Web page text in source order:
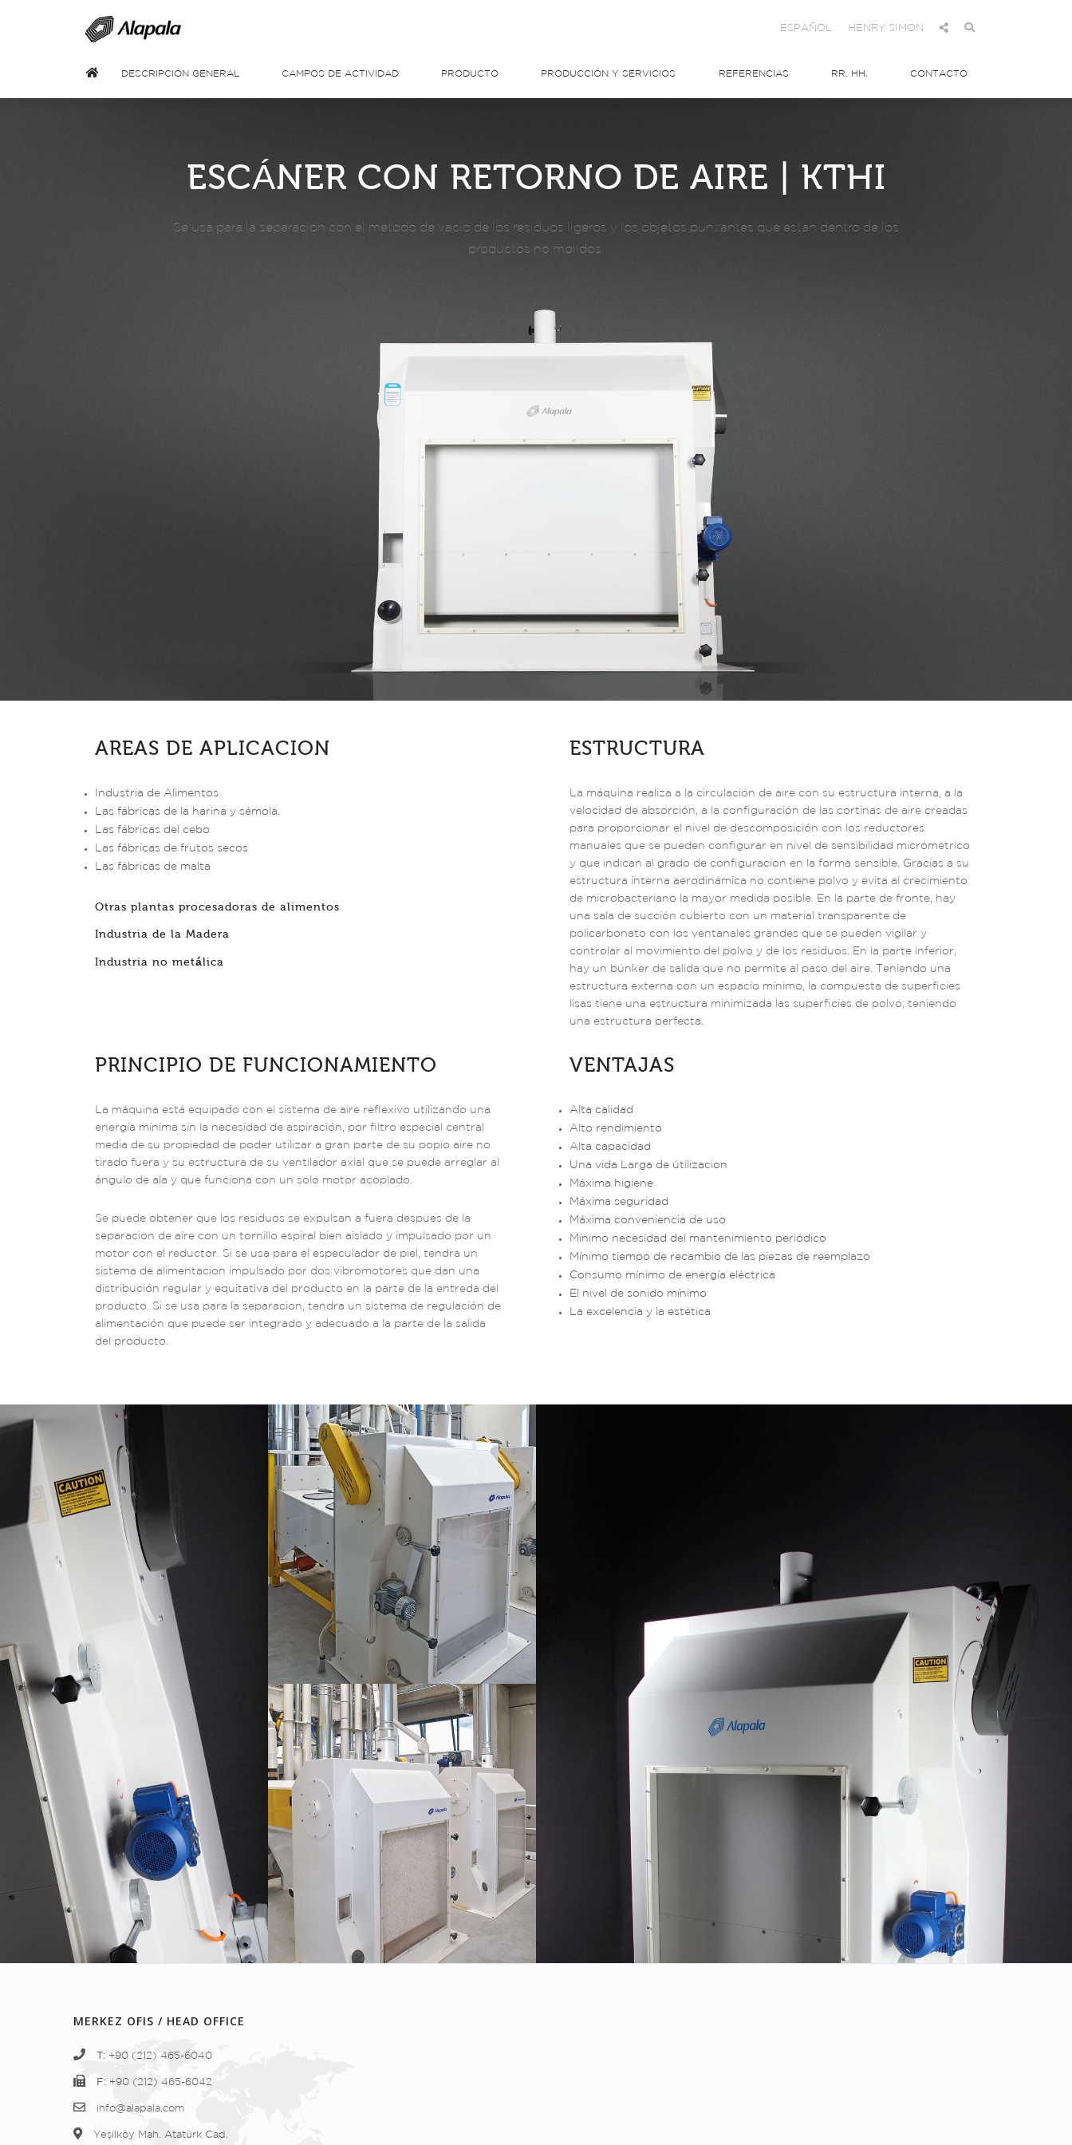
ESPAÑOL HENRY SIMON
DESCRIPCIÓN GENERAL CAMPOS DE ACTIVIDAD PRODUCTO PRODUCCIÓN Y SERVICIOS REFERENCIAS RR. HH. CONTACTO
ESCÁNER CON RETORNO DE AIRE | KTHI
Se usa para la separación con el método de vacío de los residuos ligeros y los objetos punzantes que estan dentro de los
productos no molidos.
AREAS DE APLICACION
Industria de Alimentos
Las fábricas de la harina y sémola.
Las fábricas del cebo
Las fábricas de frutos secos
Las fábricas de malta
Otras plantas procesadoras de alimentos
Industria de la Madera
Industria no metálica
ESTRUCTURA
La máquina realiza a la circulación de aire con su estructura interna, a la
velocidad de absorción, a la configuración de las cortinas de aire creadas
para proporcionar el nivel de descomposición con los reductores
manuales que se pueden configurar en nivel de sensibilidad micrómetrico
y que indican al grado de configuracion en la forma sensible. Gracias a su
estructura interna aerodinámica no contiene polvo y evita al crecimiento
de microbacteriano la mayor medida posible. En la parte de fronte, hay
una sala de succión cubierto con un material transparente de
policarbonato con los ventanales grandes que se pueden vigilar y
controlar al movimiento del polvo y de los residuos. En la parte inferior,
hay un búnker de salida que no permite al paso del aire. Teniendo una
estructura externa con un espacio mínimo, la compuesta de superficies
lisas tiene una estructura minimizada las superficies de polvo; teniendo
una estructura perfecta.
PRINCIPIO DE FUNCIONAMIENTO
La máquina está equipado con el sistema de aire reflexivo utilizando una
energía mínima sin la necesidad de aspiración, por filtro especial central
media de su propiedad de poder utilizar a gran parte de su popio aire no
tirado fuera y su estructura de su ventilador axial que se puede arreglar al
ángulo de ala y que funciona con un solo motor acoplado.
Se puede obtener que los residuos se expulsan a fuera despues de la
separacion de aire con un tornillo espiral bien aislado y impulsado por un
motor con el reductor. Si se usa para el especulador de piel, tendra un
sistema de alimentacion impulsado por dos vibromotores que dan una
distribución regular y equitativa del producto en la parte de la entreda del
producto. Si se usa para la separacion, tendra un sistema de regulación de
alimentación que puede ser integrado y adecuado a la parte de la salida
del producto.
VENTAJAS
Alta calidad
Alto rendimiento
Alta capacidad
Una vida Larga de útilizacion
Máxima higiene
Máxima seguridad
Máxima conveniencia de uso
Mínimo necesidad del mantenimiento periódico
Mínimo tiempo de recambio de las piezas de reemplazo
Consumo mínimo de energía eléctrica
El nivel de sonido mínimo
La excelencia y la estética
MERKEZ OFIS / HEAD OFFICE
T: +90 (212) 465-6040
F: +90 (212) 465-6042
info@alapala.com
Yeşilköy Mah. Atatürk Cad.